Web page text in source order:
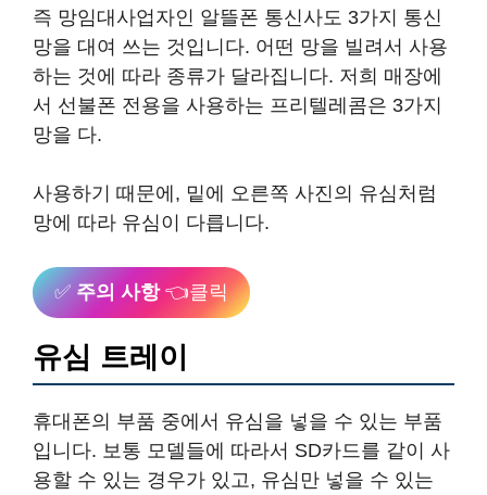
즉 망임대사업자인 알뜰폰 통신사도 3가지 통신
망을 대여 쓰는 것입니다. 어떤 망을 빌려서 사용
하는 것에 따라 종류가 달라집니다. 저희 매장에
서 선불폰 전용을 사용하는 프리텔레콤은 3가지
망을 다.
사용하기 때문에, 밑에 오른쪽 사진의 유심처럼
망에 따라 유심이 다릅니다.
✅ 주의 사항👈클릭
유심 트레이
휴대폰의 부품 중에서 유심을 넣을 수 있는 부품
입니다. 보통 모델들에 따라서 SD카드를 같이 사
용할 수 있는 경우가 있고, 유심만 넣을 수 있는